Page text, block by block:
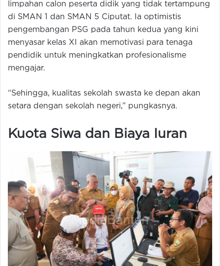
limpahan calon peserta didik yang tidak tertampung
di SMAN 1 dan SMAN 5 Ciputat. Ia optimistis
pengembangan PSG pada tahun kedua yang kini
menyasar kelas XI akan memotivasi para tenaga
pendidik untuk meningkatkan profesionalisme
mengajar.
“Sehingga, kualitas sekolah swasta ke depan akan
setara dengan sekolah negeri,” pungkasnya.
Kuota Siwa dan Biaya Iuran